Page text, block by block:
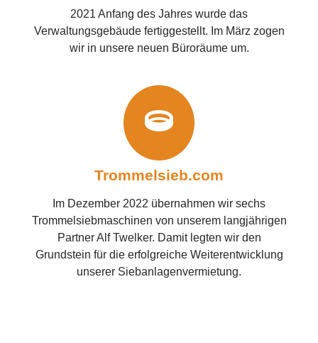
2021 Anfang des Jahres wurde das
Verwaltungsgebäude fertiggestellt. Im März zogen
wir in unsere neuen Büroräume um.
Trommelsieb.com
Im Dezember 2022 übernahmen wir sechs
Trommelsiebmaschinen von unserem langjährigen
Partner Alf Twelker. Damit legten wir den
Grundstein für die erfolgreiche Weiterentwicklung
unserer Siebanlagenvermietung.